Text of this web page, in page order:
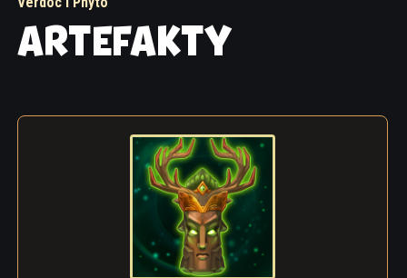
ARTEFAKTY